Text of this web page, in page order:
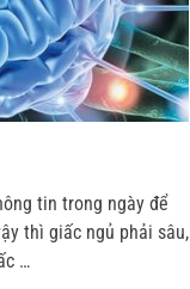
tin trong ngày để
thì giấc ngủ phải sâu,
…